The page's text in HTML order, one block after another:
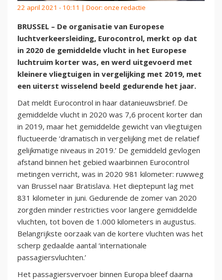
22 april 2021 - 10:11 | Door: onze redactie
BRUSSEL – De organisatie van Europese
luchtverkeersleiding, Eurocontrol, merkt op dat
in 2020 de gemiddelde vlucht in het Europese
luchtruim korter was, en werd uitgevoerd met
kleinere vliegtuigen in vergelijking met 2019, met
een uiterst wisselend beeld gedurende het jaar.
Dat meldt Eurocontrol in haar datanieuwsbrief. De
gemiddelde vlucht in 2020 was 7,6 procent korter dan
in 2019, maar het gemiddelde gewicht van vliegtuigen
fluctueerde ‘dramatisch in vergelijking met de relatief
gelijkmatige niveaus in 2019.’ De gemiddeld gevlogen
afstand binnen het gebied waarbinnen Eurocontrol
metingen verricht, was in 2020 981 kilometer: ruwweg
van Brussel naar Bratislava. Het dieptepunt lag met
831 kilometer in juni. Gedurende de zomer van 2020
zorgden minder restricties voor langere gemiddelde
vluchten, tot boven de 1.000 kilometers in augustus.
Belangrijkste oorzaak van de kortere vluchten was het
scherp gedaalde aantal ‘internationale
passagiersvluchten.’
Het passagiersvervoer binnen Europa bleef daarna